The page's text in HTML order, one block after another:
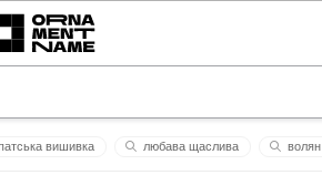
вишивка любава щаслива волян